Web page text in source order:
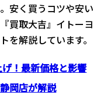
安く買うコツや安い
買取大吉』イトーヨ
を解説しています。
げ！最新価格と影響
岡店が解説